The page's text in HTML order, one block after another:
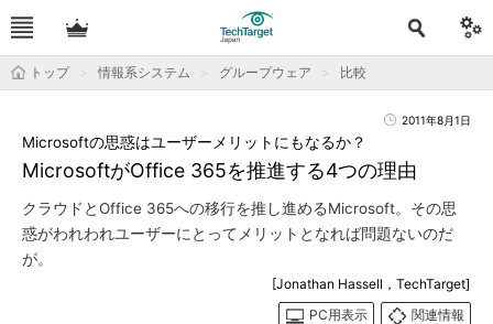
トップ 情報系システム グループウェア 比較
2011年8月1日
MicrosoftがOffice 365を推進する4つの理由
Microsoftの思惑はユーザーメリットにもなるか？
クラウドとOffice 365への移行を推し進めるMicrosoft。その思
惑がわれわれユーザーにとってメリットとなれば問題ないのだ
が。
[Jonathan Hassell，TechTarget]
PC用表示
関連情報